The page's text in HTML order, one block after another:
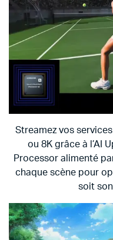
Streamez vos
ou 8K grâce à l’AI
Processor alimenté
chaque scène pour
soit